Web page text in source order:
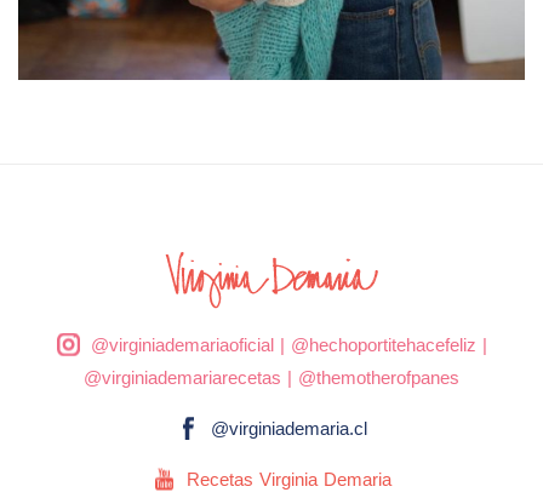
@virginiademariaoficial| @hechoportitehacefeliz |
@virginiademariarecetas | @themotherofpanes
@virginiademaria.cl
Recetas Virginia Demaria